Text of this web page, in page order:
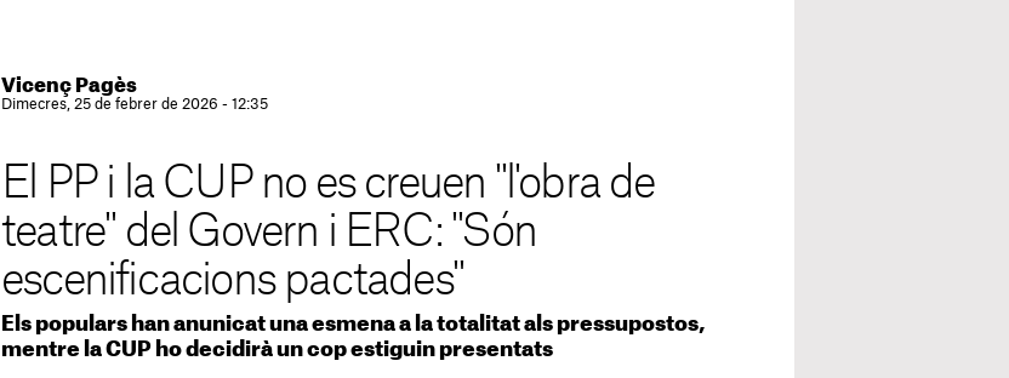
Vicenç Pagès
Dimecres, 25 de febrer de 2026 - 12:35
El PP i la CUP no es creuen "l'obra de
teatre" del Govern i ERC: "Són
escenificacions pactades"
Els populars han anunicat una esmena a la totalitat als pressupostos,
mentre la CUP ho decidirà un cop estiguin presentats